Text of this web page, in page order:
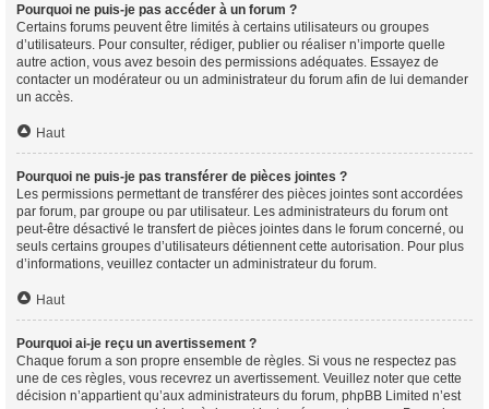
Pourquoi ne puis-je pas accéder à un forum ?
Certains forums peuvent être limités à certains utilisateurs ou groupes
d’utilisateurs. Pour consulter, rédiger, publier ou réaliser n’importe quelle
autre action, vous avez besoin des permissions adéquates. Essayez de
contacter un modérateur ou un administrateur du forum afin de lui demander
un accès.
Haut
Pourquoi ne puis-je pas transférer de pièces jointes ?
Les permissions permettant de transférer des pièces jointes sont accordées
par forum, par groupe ou par utilisateur. Les administrateurs du forum ont
peut-être désactivé le transfert de pièces jointes dans le forum concerné, ou
seuls certains groupes d’utilisateurs détiennent cette autorisation. Pour plus
d’informations, veuillez contacter un administrateur du forum.
Haut
Pourquoi ai-je reçu un avertissement ?
Chaque forum a son propre ensemble de règles. Si vous ne respectez pas
une de ces règles, vous recevrez un avertissement. Veuillez noter que cette
décision n’appartient qu’aux administrateurs du forum, phpBB Limited n’est